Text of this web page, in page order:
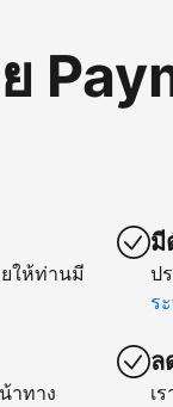
ให้ท่านมี
าทาง
มี
ป
ร
ล
เ